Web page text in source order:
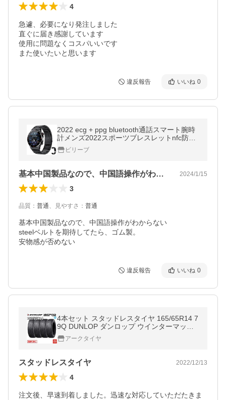
4
急遽、必要になり発注しました
直ぐに届き感謝しています
使用に問題なくコスパいいです
また使いたいと思います
違反報告 いいね 0
2022 ecg + ppg bluetooth通話スマート腕時
計メンズ2022スポーツブレスレットnfc防水
カスタム時計の顔男性スマートウォッチ ste
el strip black
ビリーブ
基本中国製品なので、中国語操作がわから… 2024/1/15
3
品質 ： 普通、 見やすさ ： 普通
基本中国製品なので、中国語操作がわからない
steelベルトを期待してたら、ゴム製。
安物感が否めない
違反報告 いいね 0
4本セット スタッドレスタイヤ 165/65R14 7
9Q DUNLOP ダンロップ ウインターマック
ス 02 WM02 送料無料4本価格
アークタイヤ
スタッドレスタイヤ 2022/12/13
4
注文後、早速到着しました。迅速な対応していただたきま